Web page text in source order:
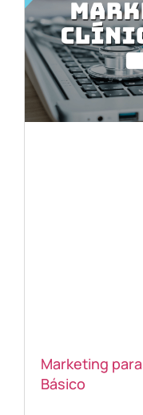
Marketing
Básico